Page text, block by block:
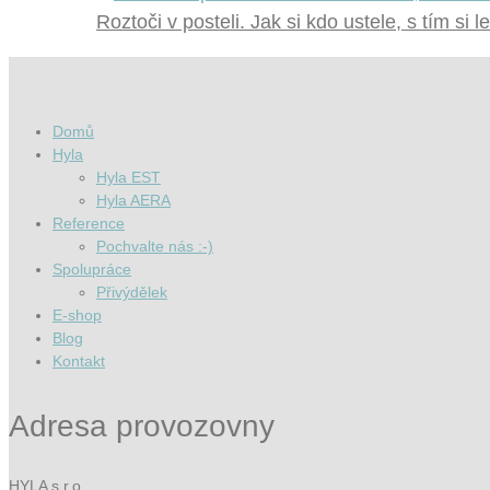
Roztoči v posteli. Jak si kdo ustele, s tím si
Domů
Hyla
Hyla EST
Hyla AERA
Reference
Pochvalte nás :-)
Spolupráce
Přivýdělek
E-shop
Blog
Kontakt
Adresa provozovny
HYLA s.r.o.